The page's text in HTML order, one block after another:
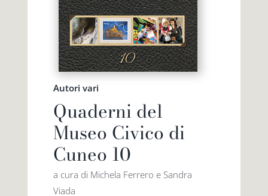
Autori vari
Quaderni del
Museo Civico di
Cuneo 10
a cura di Michela Ferrero e Sandra
Viada